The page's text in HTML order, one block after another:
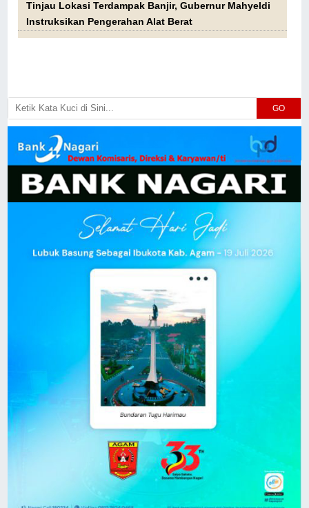
Tinjau Lokasi Terdampak Banjir, Gubernur Mahyeldi
Instruksikan Pengerahan Alat Berat
GO